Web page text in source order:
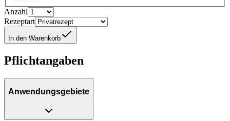
Anzahl
Rezeptart
In den Warenkorb
Pflichtangaben
Anwendungsgebiete